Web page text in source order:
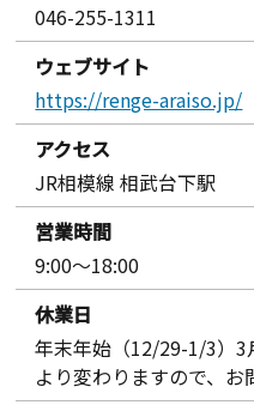
046-255-1311
ウェブサイト
https://renge-araiso.jp/
アクセス
JR相模線 相武台下駅
営業時間
9:00～18:00
休業日
年末年始（12/29-1/3）3
より変わりますので、お